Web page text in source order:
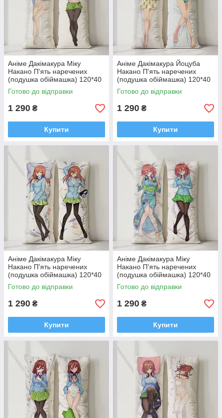
Аніме Дакімакура Міку
Накано П'ять наречених
(подушка обіймашка) 120*40
см
Готово до відправки
1 290 ₴
Купити
Аніме Дакімакура Йоцуба
Накано П'ять наречених
(подушка обіймашка) 120*40
см
Готово до відправки
1 290 ₴
Купити
Аніме Дакімакура Міку
Накано П'ять наречених
(подушка обіймашка) 120*40
см
Готово до відправки
1 290 ₴
Купити
Аніме Дакімакура Міку
Накано П'ять наречених
(подушка обіймашка) 120*40
см
Готово до відправки
1 290 ₴
Купити